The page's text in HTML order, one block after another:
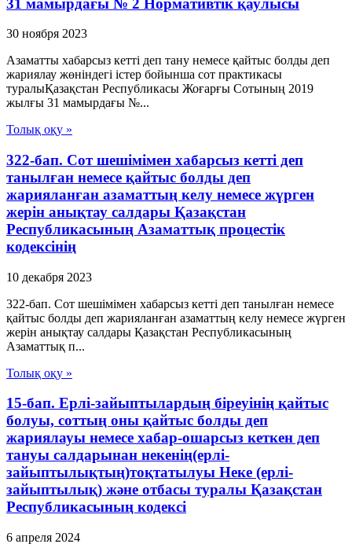
30 ноября 2023
Азаматты хабарсыз кетті деп тану немесе қайтыс болды деп
жариялау жөніндегі істер бойынша сот практикасы
туралыҚазақстан Республикасы Жоғарғы Сотының 2019
жылғы 31 мамырдағы №...
Толық оқу »
322-бап. Сот шешімімен хабарсыз кетті деп
танылған немесе қайтыс болды деп
жарияланған азаматтың келу немесе жүрген
жерін анықтау салдары Қазақстан
Республикасының Азаматтық процестік
кодексінің
10 декабря 2023
322-бап. Сот шешімімен хабарсыз кетті деп танылған немесе
қайтыс болды деп жарияланған азаматтың келу немесе жүрген
жерін анықтау салдары Қазақстан Республикасының
Азаматтық п...
Толық оқу »
15-бап. Ерлі-зайыптылардың біреуінің қайтыс
болуы, соттың оны қайтыс болды деп
жариялауы немесе хабар-ошарсыз кеткен деп
тануы салдарынан некенің(ерлі-
зайыптылықтың)тоқтатылуы Неке (ерлі-
зайыптылық) және отбасы туралы Қазақстан
Республикасының кодексі
6 апреля 2024